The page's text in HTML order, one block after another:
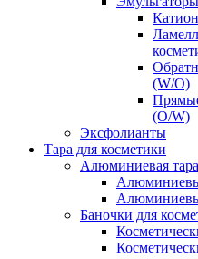
(W/O)
(O/W)
Эксфолианты
Тара для косметики
Алюминиевая тара
Баночки для